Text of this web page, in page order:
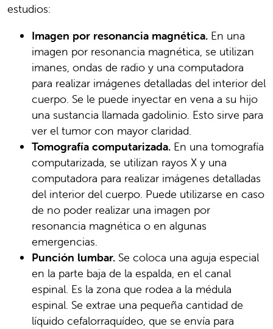
estudios:
Imagen por resonancia magnética. En una
imagen por resonancia magnética, se utilizan
imanes, ondas de radio y una computadora
para realizar imágenes detalladas del interior del
cuerpo. Se le puede inyectar en vena a su hijo
una sustancia llamada gadolinio. Esto sirve para
ver el tumor con mayor claridad.
Tomografía computarizada. En una tomografía
computarizada, se utilizan rayos X y una
computadora para realizar imágenes detalladas
del interior del cuerpo. Puede utilizarse en caso
de no poder realizar una imagen por
resonancia magnética o en algunas
emergencias.
Punción lumbar. Se coloca una aguja especial
en la parte baja de la espalda, en el canal
espinal. Es la zona que rodea a la médula
espinal. Se extrae una pequeña cantidad de
líquido cefalorraquídeo, que se envía para